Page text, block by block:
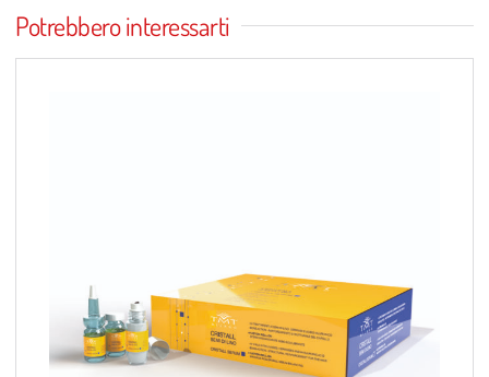
Potrebbero interessarti